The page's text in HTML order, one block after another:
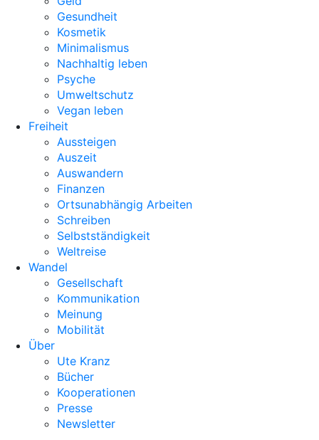
Gesundheit
Kosmetik
Minimalismus
Nachhaltig leben
Psyche
Umweltschutz
Vegan leben
Freiheit
Aussteigen
Auszeit
Auswandern
Finanzen
Ortsunabhängig Arbeiten
Schreiben
Selbstständigkeit
Weltreise
Wandel
Gesellschaft
Kommunikation
Meinung
Mobilität
Über
Ute Kranz
Bücher
Kooperationen
Presse
Newsletter